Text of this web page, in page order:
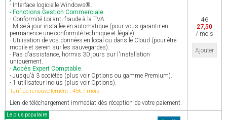
- Interface logicielle Windows®.
- Fonctions Gestion Commerciale.
- Conformité Loi anti-fraude à la TVA.
- Mise à jour installée en automatique (pour vous garantir en
permanence une conformité technique et légale).
- Utilisation de vos données en local ou dans le Cloud (pour être
mobile et serein sur les sauvegardes).
- Pas d'assistance, hormis 30 jours sur l'installation
uniquement.
- Accès Expert Comptable.
- Jusqu'à 3 sociétés (plus voir Options ou gamme Premium).
- 1 utilisateur inclus (plus voir Options).
Tarif de renouvellement : 45€ / mois
Lien de téléchargement immédiat dès réception de votre paiement.
46
27,50
/ mois
Ajouter
Le plus populaire